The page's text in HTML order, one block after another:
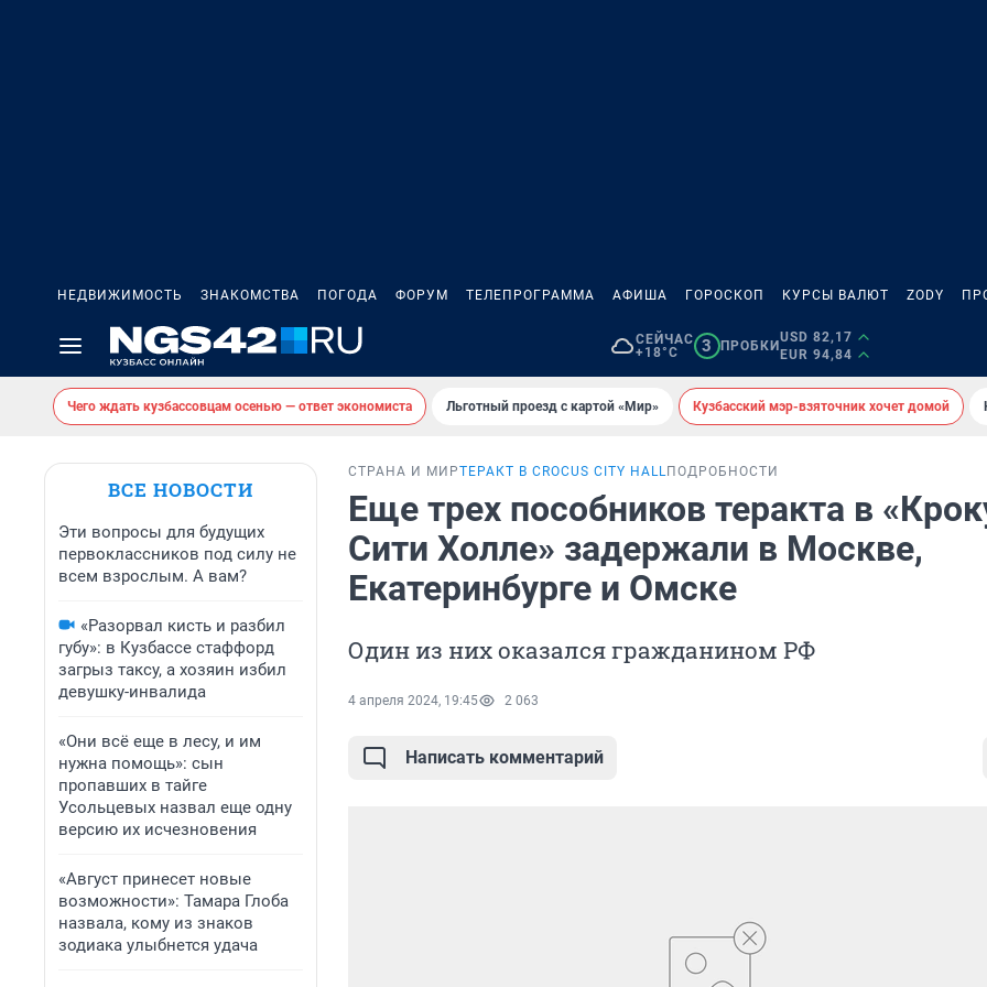
НЕДВИЖИМОСТЬ ЗНАКОМСТВА ПОГОДА ФОРУМ ТЕЛЕПРОГРАММА АФИША ГОРОСКОП КУРСЫ ВАЛЮТ ZODY
СЕЙЧАС
+18°C
3 ПРОБКИ
USD 82,17
EUR 94,84
Чего ждать кузбассовцам осенью — ответ экономиста Льготный проезд с картой «Мир» Кузбасский мэр-взяточник хочет домой
ВСЕ НОВОСТИ
Эти вопросы для будущих
первоклассников под силу не
всем взрослым. А вам?
«Разорвал кисть и разбил
губу»: в Кузбассе стаффорд
загрыз таксу, а хозяин избил
девушку-инвалида
«Они всё еще в лесу, и им
нужна помощь»: сын
пропавших в тайге
Усольцевых назвал еще одну
версию их исчезновения
«Август принесет новые
возможности»: Тамара Глоба
назвала, кому из знаков
зодиака улыбнется удача
СТРАНА И МИРТЕРАКТ В CROCUS CITY HALLПОДРОБНОСТИ
Еще трех пособников теракта в
Сити Холле» задержали в Москве,
Екатеринбурге и Омске
Один из них оказался гражданином РФ
4 апреля 2024, 19:45 2 063
Написать комментарий